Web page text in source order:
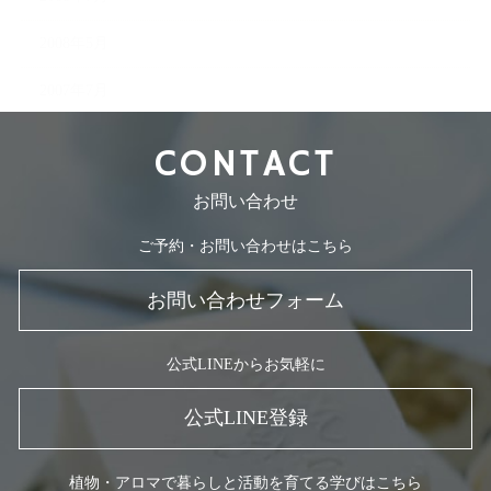
CONTACT
お問い合わせ
ご予約・お問い合わせはこちら
お問い合わせフォーム
公式LINEからお気軽に
公式LINE登録
植物・アロマで暮らしと活動を育てる学びはこちら